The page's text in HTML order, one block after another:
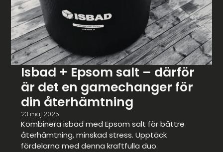
Isbad + Epsom salt – därför
är det en gamechanger för
din återhämtning
23 maj 2025
Kombinera isbad med Epsom salt för bättre
återhämtning, minskad stress. Upptäck
fördelarna med denna kraftfulla duo.